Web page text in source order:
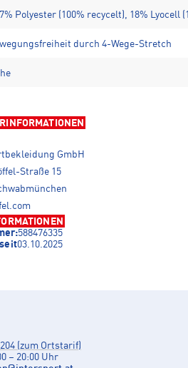
Polyester (100% recycelt), 18% Lyocell
durch 4-Wege-Stretch
GmbH
Straße 15
588476335
03.10.2025
204 (zum Ortstarif)
– 20:00 Uhr